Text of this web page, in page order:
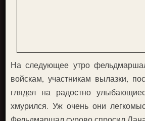
На следующее утро
войскам, участникам вылазки,
глядел на радостно
хмурился. Уж очень они